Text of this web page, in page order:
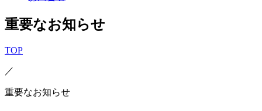
重要なお知らせ
TOP
／
重要なお知らせ